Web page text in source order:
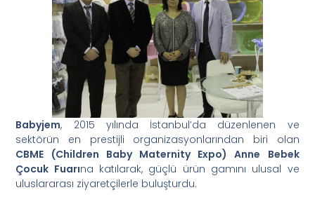
Babyjem, 2015 yılında İstanbul’da düzenlenen ve
sektörün en prestijli organizasyonlarından biri olan
CBME (Children Baby Maternity Expo) Anne Bebek
Çocuk Fuarına katılarak, güçlü ürün gamını ulusal ve
uluslararası ziyaretçilerle buluşturdu.